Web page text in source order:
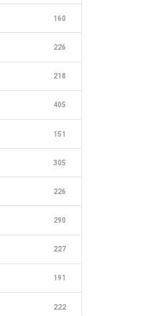
160
226
218
405
151
305
226
290
227
191
222